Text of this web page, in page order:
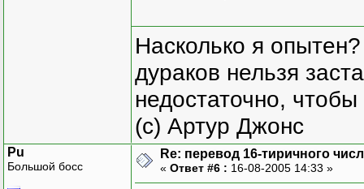
Насколько я
дураков нельзя
недостаточно, чтобы
(с) Артур Джонс
Pu
Большой босс
Re: перевод 16-тиричного
« Ответ #6 : 16-08-2005 14:33 »